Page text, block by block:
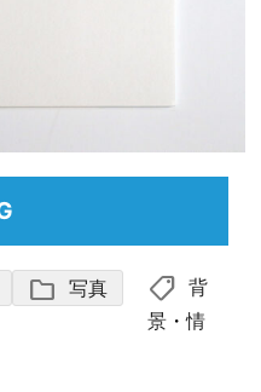
folder 写真 shoppingmode 背
景 ・情